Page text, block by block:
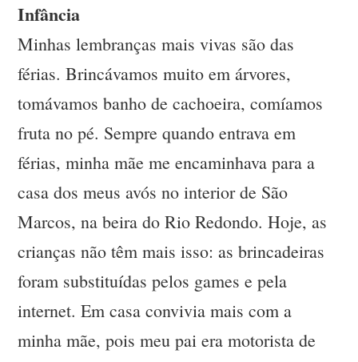
Infância
Minhas lembranças mais vivas são das
férias. Brincávamos muito em árvores,
tomávamos banho de cachoeira, comíamos
fruta no pé. Sempre quando entrava em
férias, minha mãe me encaminhava para a
casa dos meus avós no interior de São
Marcos, na beira do Rio Redondo. Hoje, as
crianças não têm mais isso: as brincadeiras
foram substituídas pelos games e pela
internet. Em casa convivia mais com a
minha mãe, pois meu pai era motorista de